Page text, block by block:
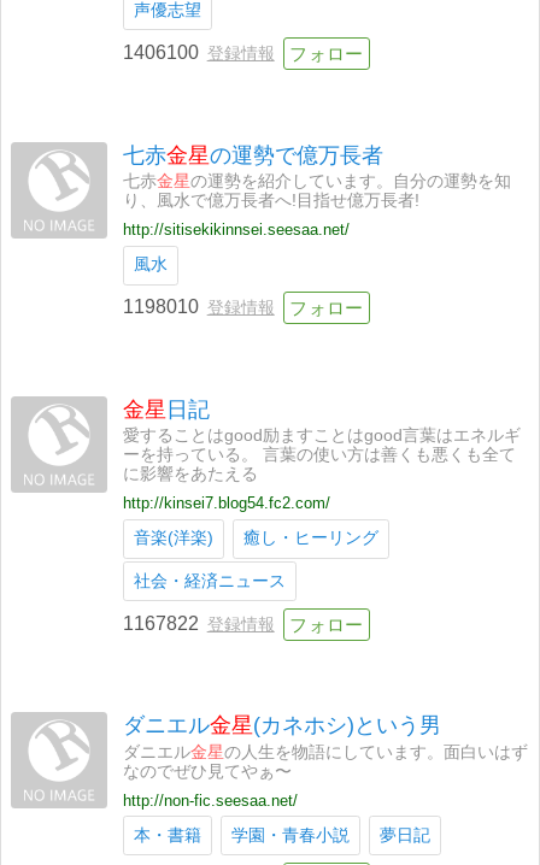
声優志望
1406100 登録情報
七赤金星の運勢で億万長者
七赤金星の運勢を紹介しています。自分の運勢を知
り、風水で億万長者へ!目指せ億万長者!
http://sitisekikinnsei.seesaa.net/
風水
1198010 登録情報
金星 日記
愛することはgood励ますことはgood言葉はエネルギ
ーを持っている。 言葉の使い方は善くも悪くも全て
に影響をあたえる
http://kinsei7.blog54.fc2.com/
音楽(洋楽)
癒し・ヒーリング
社会・経済ニュース
1167822 登録情報
ダニエル金星(カネホシ)という男
ダニエル金星の人生を物語にしています。面白いはず
なのでぜひ見てやぁ〜
http://non-fic.seesaa.net/
本・書籍
学園・青春小説 夢日記